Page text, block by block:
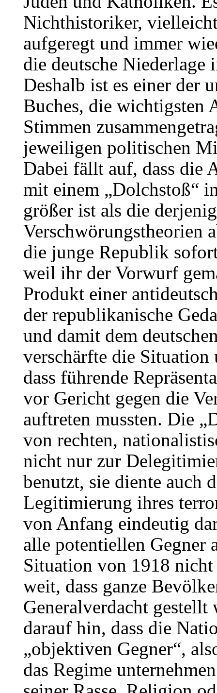
Nichthistoriker,
aufgeregt und immer
die deutsche
Deshalb ist es einer der
Buches, die wichtigsten
Stimmen
jeweiligen politischen
Dabei fällt auf, dass die
mit einem „Dolchstoß“
größer ist als die
Verschwörungstheorien
die junge Republik
weil ihr der Vorwurf
Produkt einer
der republikanische
und damit dem
verschärfte die Situation
dass führende
vor Gericht gegen die
auftreten mussten. Die
von rechten,
nicht nur zur
benutzt, sie diente auch
Legitimierung ihres
von Anfang eindeutig
alle potentiellen Gegner
Situation von 1918
weit, dass ganze
Generalverdacht
darauf hin, dass die
„objektiven Gegner“,
das Regime